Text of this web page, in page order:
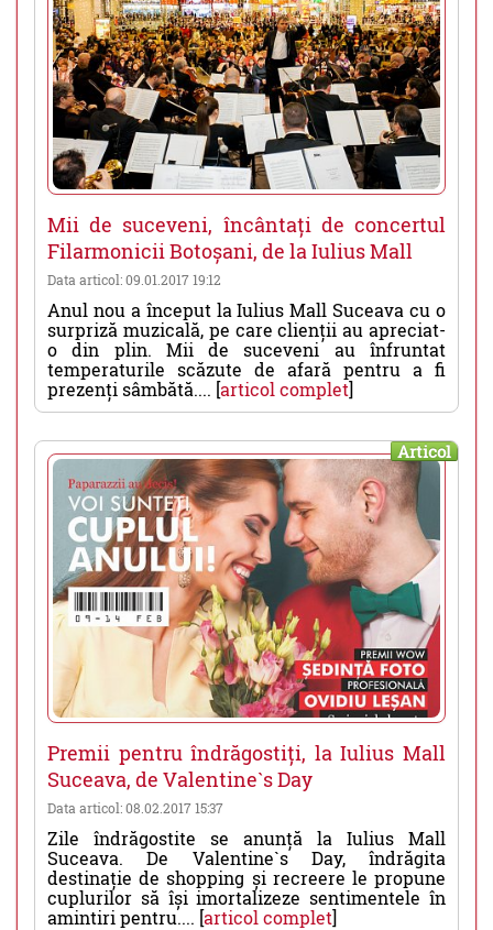
Mii de suceveni, încântați de concertul
Filarmonicii Botoșani, de la Iulius Mall
Data articol: 09.01.2017 19:12
Anul nou a început la Iulius Mall Suceava cu o
surpriză muzicală, pe care clienții au apreciat-
o din plin. Mii de suceveni au înfruntat
temperaturile scăzute de afară pentru a fi
prezenți sâmbătă.... [articol complet]
Articol
Premii pentru îndrăgostiți, la Iulius Mall
Suceava, de Valentine`s Day
Data articol: 08.02.2017 15:37
Zile îndrăgostite se anunță la Iulius Mall
Suceava. De Valentine`s Day, îndrăgita
destinație de shopping și recreere le propune
cuplurilor să își imortalizeze sentimentele în
amintiri pentru.... [articol complet]